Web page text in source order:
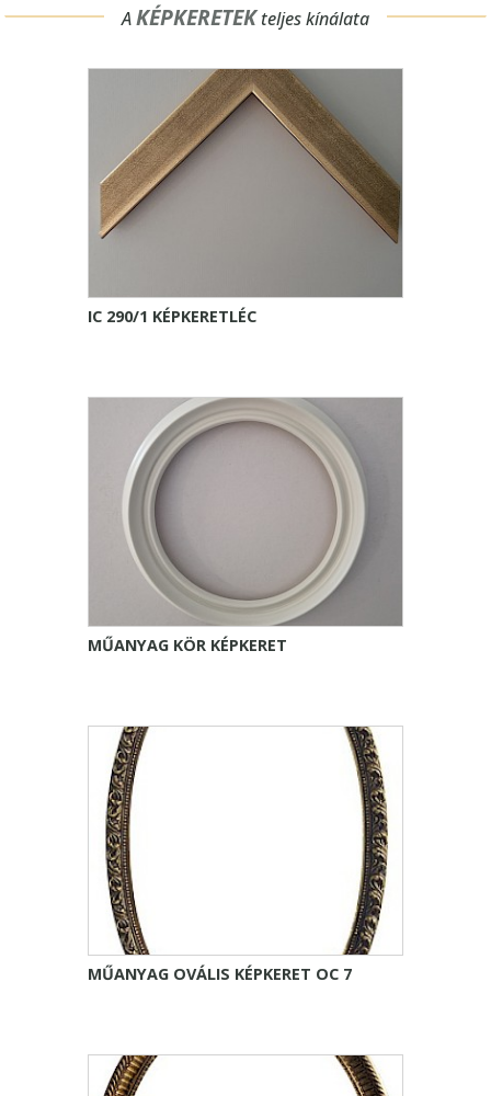
AKÉPKERETEKteljes kínálata
IC 290/1 KÉPKERETLÉC
MŰANYAG KÖR KÉPKERET
MŰANYAG OVÁLIS KÉPKERET OC 7